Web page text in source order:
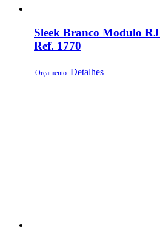
Sleek Branco Modulo
Ref. 1770
Orçamento Detalhes